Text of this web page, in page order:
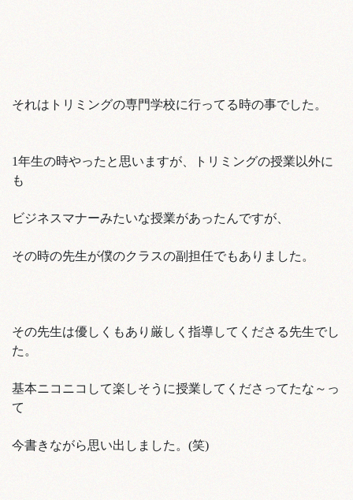
それはトリミングの専門学校に行ってる時の事でした。
1年生の時やったと思いますが、トリミングの授業以外に
も
ビジネスマナーみたいな授業があったんですが、
その時の先生が僕のクラスの副担任でもありました。
その先生は優しくもあり厳しく指導してくださる先生でし
た。
基本ニコニコして楽しそうに授業してくださってたな～っ
て
今書きながら思い出しました。(笑)